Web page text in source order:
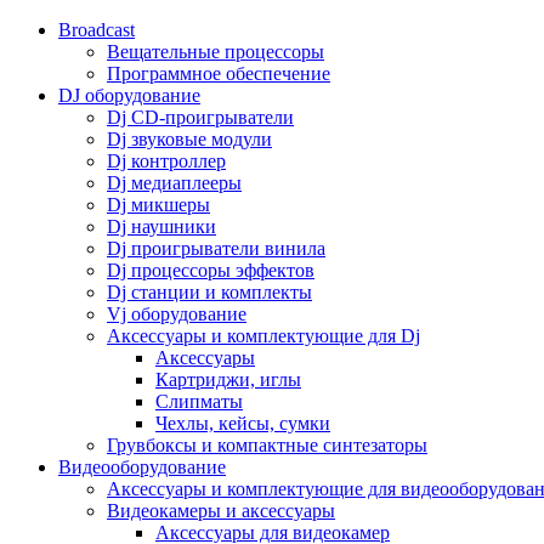
Broadcast
Вещательные процессоры
Программное обеспечение
DJ оборудование
Dj CD-проигрыватели
Dj звуковые модули
Dj контроллер
Dj медиаплееры
Dj микшеры
Dj наушники
Dj проигрыватели винила
Dj процессоры эффектов
Dj станции и комплекты
Vj оборудование
Аксессуары и комплектующие для Dj
Аксессуары
Картриджи, иглы
Слипматы
Чехлы, кейсы, сумки
Грувбоксы и компактные синтезаторы
Видеооборудование
Аксессуары и комплектующие для
Видеокамеры и аксессуары
Аксессуары для видеокамер